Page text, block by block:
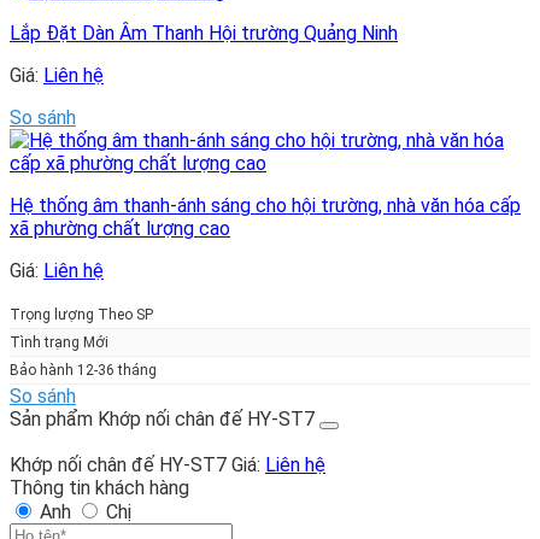
Lắp Đặt Dàn Âm Thanh Hội trường Quảng Ninh
Giá: Liên hệ
So sánh
Hệ thống âm thanh-ánh sáng cho hội trường, nhà văn hóa cấp
xã phường chất lượng cao
Giá: Liên hệ
Trọng lượng Theo SP
Tình trạng Mới
Bảo hành 12-36 tháng
So sánh
Sản phẩm Khớp nối chân đế HY-ST7
Khớp nối chân đế HY-ST7 Giá: Liên hệ
Thông tin khách hàng
Anh
Chị